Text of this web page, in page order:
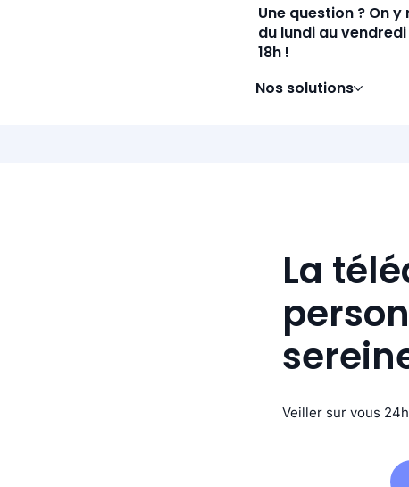
Une question ? On
du lundi au
18h !
Nos solutions
La
Veiller sur vous